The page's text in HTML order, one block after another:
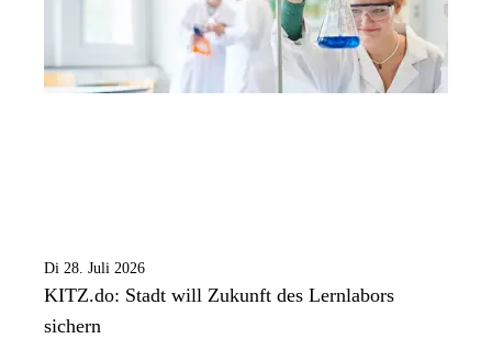
Di 28. Juli 2026
KITZ.do: Stadt will Zukunft des Lernlabors
sichern